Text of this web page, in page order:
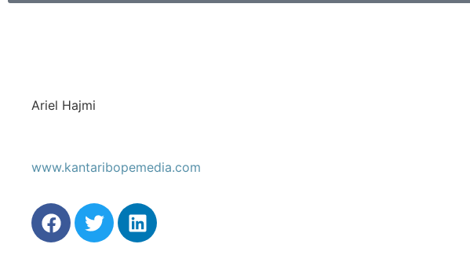
Ariel Hajmi
www.kantaribopemedia.com